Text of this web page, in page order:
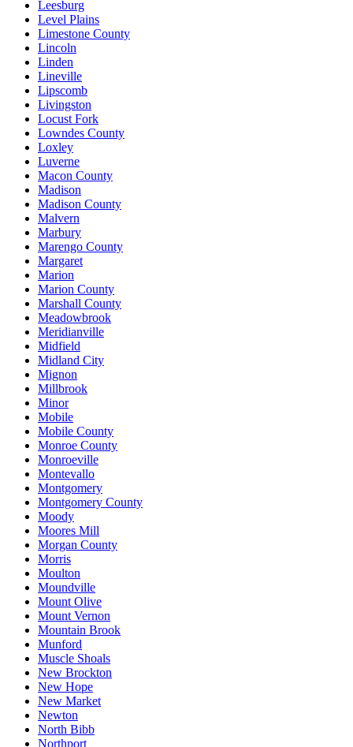
Leesburg
Level Plains
Limestone County
Lincoln
Linden
Lineville
Lipscomb
Livingston
Locust Fork
Lowndes County
Loxley
Luverne
Macon County
Madison
Madison County
Malvern
Marbury
Marengo County
Margaret
Marion
Marion County
Marshall County
Meadowbrook
Meridianville
Midfield
Midland City
Mignon
Millbrook
Minor
Mobile
Mobile County
Monroe County
Monroeville
Montevallo
Montgomery
Montgomery County
Moody
Moores Mill
Morgan County
Morris
Moulton
Moundville
Mount Olive
Mount Vernon
Mountain Brook
Munford
Muscle Shoals
New Brockton
New Hope
New Market
Newton
North Bibb
Northport